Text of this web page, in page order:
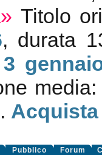
Titolo
, durata
media:
Acquista
Pubblico Forum